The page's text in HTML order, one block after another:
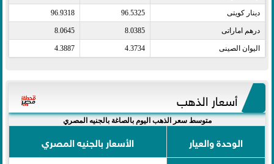
دينار كويتى​ 96.5325
96.9318
درهم اماراتى​ 8.0385
8.0645
اليوان الصينى​ 4.3734
4.3887
أسعار الذهب
متوسط سعر الذهب اليوم بالصاغة بالجنيه المصري
الوحدة والعيار
الأسعار بالجنيه المصري